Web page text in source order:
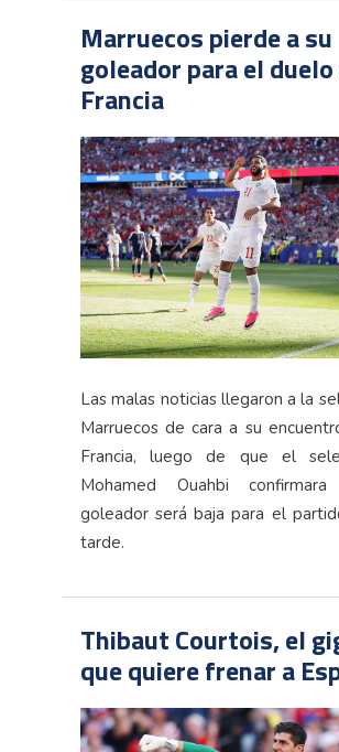
Marruecos pierde a su
goleador para el
Francia
Las malas noticias llegaron a la
Marruecos de cara a su
Francia, luego de que el
Mohamed Ouahbi
goleador será baja para el
tarde.
Thibaut Courtois, el
que quiere frenar a